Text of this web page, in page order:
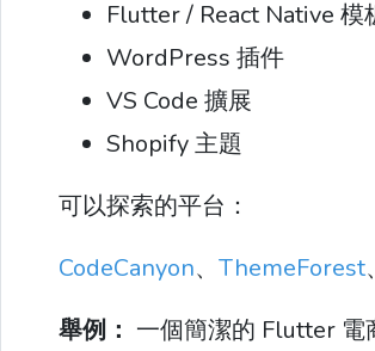
Flutter / React Native 模
WordPress 插件
VS Code 擴展
Shopify 主題
可以探索的平台：
CodeCanyon、 ThemeForest、
舉例： 一個簡潔的 Flutter 電